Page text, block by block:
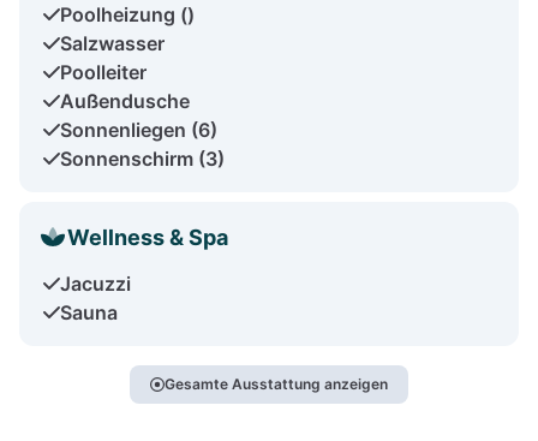
Poolheizung ()
Salzwasser
Poolleiter
Außendusche
Sonnenliegen (6)
Sonnenschirm (3)
Wellness & Spa
Jacuzzi
Sauna
Gesamte Ausstattung anzeigen